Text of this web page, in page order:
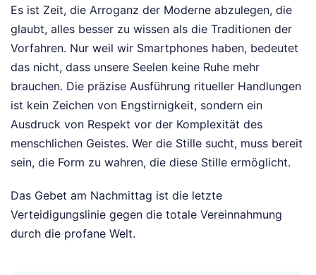
Es ist Zeit, die Arroganz der Moderne abzulegen, die
glaubt, alles besser zu wissen als die Traditionen der
Vorfahren. Nur weil wir Smartphones haben, bedeutet
das nicht, dass unsere Seelen keine Ruhe mehr
brauchen. Die präzise Ausführung ritueller Handlungen
ist kein Zeichen von Engstirnigkeit, sondern ein
Ausdruck von Respekt vor der Komplexität des
menschlichen Geistes. Wer die Stille sucht, muss bereit
sein, die Form zu wahren, die diese Stille ermöglicht.
Das Gebet am Nachmittag ist die letzte
Verteidigungslinie gegen die totale Vereinnahmung
durch die profane Welt.